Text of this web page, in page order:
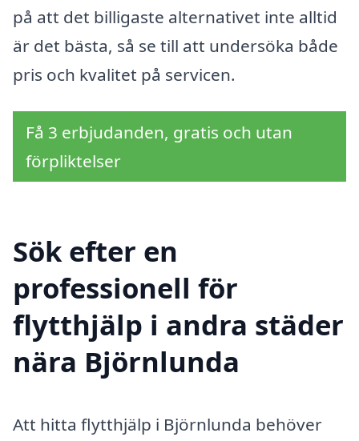
på att det billigaste alternativet inte alltid
är det bästa, så se till att undersöka både
pris och kvalitet på servicen.
Få 3 erbjudanden, gratis och utan
förpliktelser
Sök efter en
professionell för
flytthjälp i andra städer
nära Björnlunda
Att hitta flytthjälp i Björnlunda behöver